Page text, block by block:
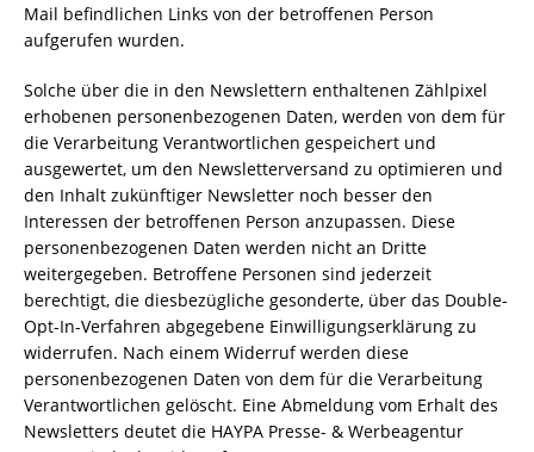
Mail befindlichen Links von der betroffenen Person
aufgerufen wurden.
Solche über die in den Newslettern enthaltenen Zählpixel
erhobenen personenbezogenen Daten, werden von dem für
die Verarbeitung Verantwortlichen gespeichert und
ausgewertet, um den Newsletterversand zu optimieren und
den Inhalt zukünftiger Newsletter noch besser den
Interessen der betroffenen Person anzupassen. Diese
personenbezogenen Daten werden nicht an Dritte
weitergegeben. Betroffene Personen sind jederzeit
berechtigt, die diesbezügliche gesonderte, über das Double-
Opt-In-Verfahren abgegebene Einwilligungserklärung zu
widerrufen. Nach einem Widerruf werden diese
personenbezogenen Daten von dem für die Verarbeitung
Verantwortlichen gelöscht. Eine Abmeldung vom Erhalt des
Newsletters deutet die HAYPA Presse- & Werbeagentur